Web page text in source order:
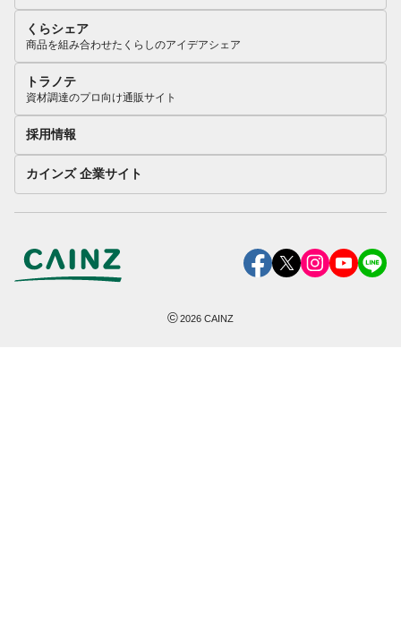
くらシェア
商品を組み合わせたくらしのアイデアシェア
トラノテ
資材調達のプロ向け通販サイト
採用情報
カインズ 企業サイト
©2026 CAINZ